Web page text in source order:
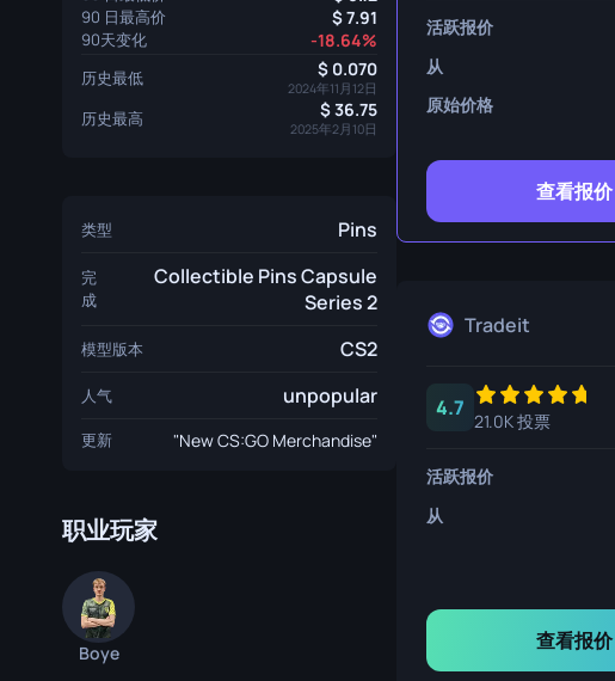
生存刀
90 日最高价 7.91
90天变化 -18.64%
历史最低 0.070
2024年11月12日
历史最高 36.75
2025年2月10日
类型 Pins
完
成
Collectible Pins Capsule
Series 2
模型版本 CS2
人气 unpopular
更新 "New CS:GO Merchandise"
职业玩家
Boye
活跃报价
从
原始价格
查看报价
Tradeit
4.7
21.0K 投票
活跃报价
从
查看报价